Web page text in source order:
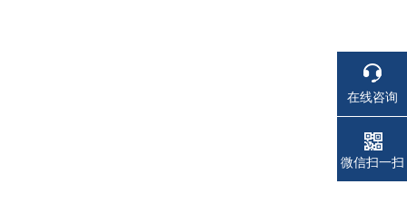
在线咨询
电话
电话
微信扫一扫